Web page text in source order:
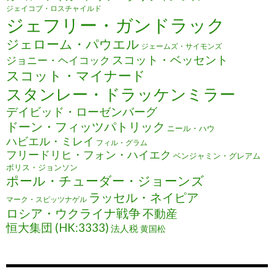
ジェイコブ・ロスチャイルド
ジェフリー・ガンドラック
ジェローム・パウエル ジェームズ・サイモンズ
ジョニー・ヘイコック スコット・ベッセント
スコット・マイナード
スタンレー・ドラッケンミラー
デイビッド・ローゼンバーグ
ドーン・フィッツパトリック ニール・ハウ
ハビエル・ミレイ フィル・グラム
フリードリヒ・フォン・ハイエク ベンジャミン・グレアム
ボリス・ジョンソン
ポール・チューダー・ジョーンズ
マーク・スピッツナゲル ラッセル・ネイピア
ロシア・ウクライナ戦争不動産
恒大集団 (HK:3333) 法人税黄国松